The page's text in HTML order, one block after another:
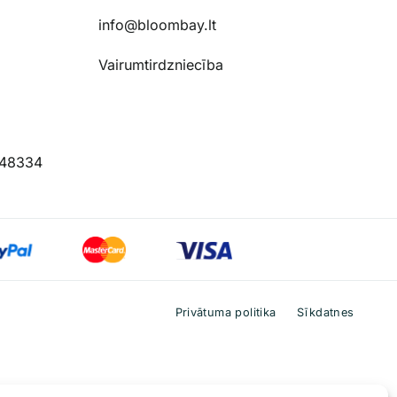
info@bloombay.lt
Vairumtirdzniecība
Privātuma politika Sīkdatnes